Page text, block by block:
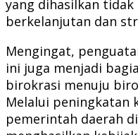
yang dihasilkan
berkelanjutan dan
Mengingat,
ini juga menjadi
birokrasi menuju
Melalui peningkatan
pemerintah daerah